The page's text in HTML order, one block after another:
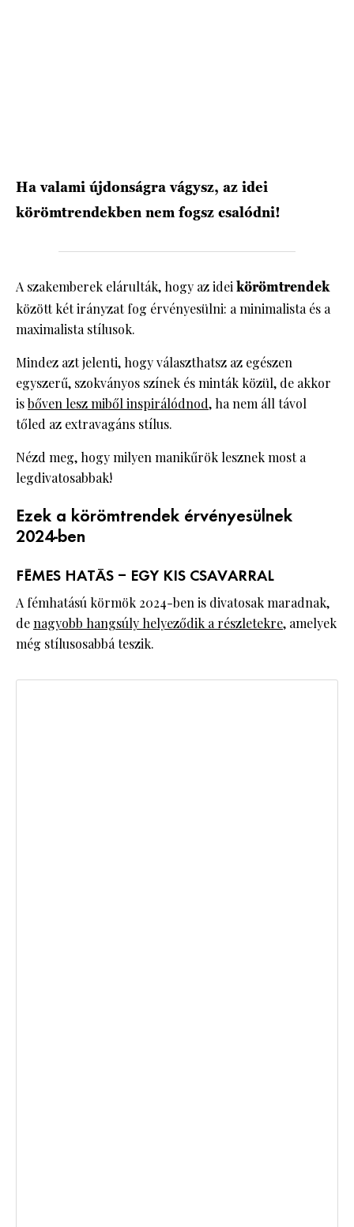
Ha valami újdonságra vágysz, az idei
körömtrendekben nem fogsz csalódni!
A szakemberek elárulták, hogy az ideikörömtrendek
között két irányzat fog érvényesülni: a minimalista és a
maximalista stílusok.
Mindez azt jelenti, hogy választhatsz az egészen
egyszerű, szokványos színek és minták közül, de akkor
isbőven lesz miből inspirálódnod, ha nem áll távol
tőled az extravagáns stílus.
Nézd meg, hogy milyen manikűrök lesznek most a
legdivatosabbak!
Ezek a körömtrendek érvényesülnek
2024-ben
FÉMES HATÁS – EGY KIS CSAVARRAL
A fémhatású körmök 2024-ben is divatosak maradnak,
denagyobb hangsúly helyeződik a részletekre, amelyek
még stílusosabbá teszik.